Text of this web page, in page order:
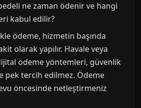
ne zaman ödenir ve hangi
kabul edilir?
ödeme, hizmetin başında
olarak yapılır. Havale veya
ödeme yöntemleri, güvenlik
pek tercih edilmez. Ödeme
öncesinde netleştirmeniz